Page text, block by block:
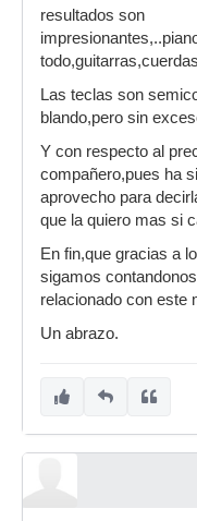
resultados son
Las teclas son
blando,pero sin
Y con respecto al
compañero,pues ha
aprovecho para
que la quiero mas si
En fin,que gracias a
sigamos
relacionado con este
Un abrazo.